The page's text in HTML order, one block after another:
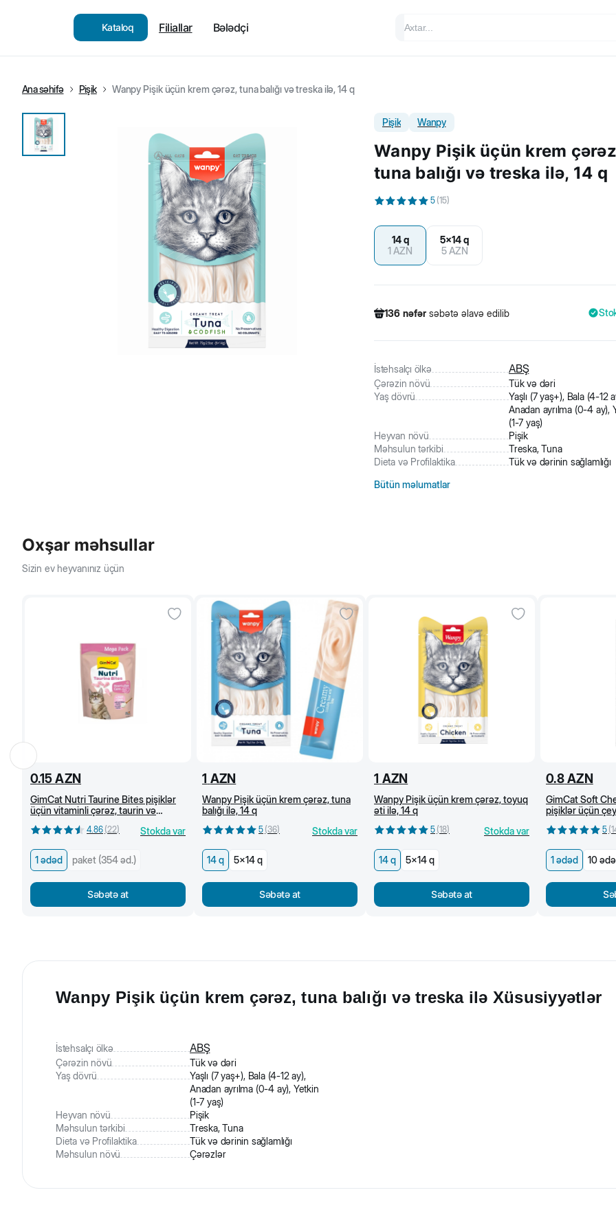
Kataloq Filiallar Bələdçi
Ana səhifə Pişik Wanpy Pişik üçün krem çərəz, tuna balığı və treska ilə, 14 q
Pişik Wanpy
Wanpy Pişik üçün krem
tuna balığı və treska ilə, 14 q
5 (15)
136 nəfər səbətə əlavə edilib
136
nəfər
14 q
1 AZN
5x14 q
5 AZN
İstehsalçı ölkə ABŞ
Çərəzin növü
Tük və dəri
Yaş dövrü
Yaşlı (7 yaş+), Bala (4-12
Anadan ayrılma (0-4 ay),
(1-7 yaş)
Heyvan növü
Pişik
Məhsulun tərkibi
Treska, Tuna
Dieta və Profilaktika
Tük və dərinin sağlamlığı
Bütün məlumatlar
Oxşar məhsullar
Sizin ev heyvanınız üçün
0.15 AZN
GimCat Nutri Taurine Bites pişiklər
üçün vitaminli çərəz, taurin və
4.86 (22) Stokda var
1 ədəd paket (354 əd.)
Səbətə at
1 AZN
Wanpy Pişik üçün krem çərəz, tuna
balığı ilə, 14 q
5 (36) Stokda var
14 q 5x14 q
Səbətə at
1 AZN
Wanpy Pişik üçün krem çərəz, toyuq
əti ilə, 14 q
5 (18) Stokda var
14 q 5x14 q
Səbətə at
0.8 AZN
GimCat Soft
pişiklər üçün
5 (
1 ədəd 10
Wanpy Pişik üçün krem çərəz, tuna balığı və treska ilə Xüsusiyyətlər
İstehsalçı ölkə ABŞ
Çərəzin növü
Tük və dəri
Yaş dövrü
Yaşlı (7 yaş+), Bala (4-12 ay),
Anadan ayrılma (0-4 ay), Yetkin
(1-7 yaş)
Heyvan növü
Pişik
Məhsulun tərkibi
Treska, Tuna
Dieta və Profilaktika
Tük və dərinin sağlamlığı
Məhsulun növü
Çərəzlər